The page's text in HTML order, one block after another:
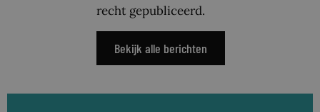
recht gepubliceerd.
Bekijk alle berichten